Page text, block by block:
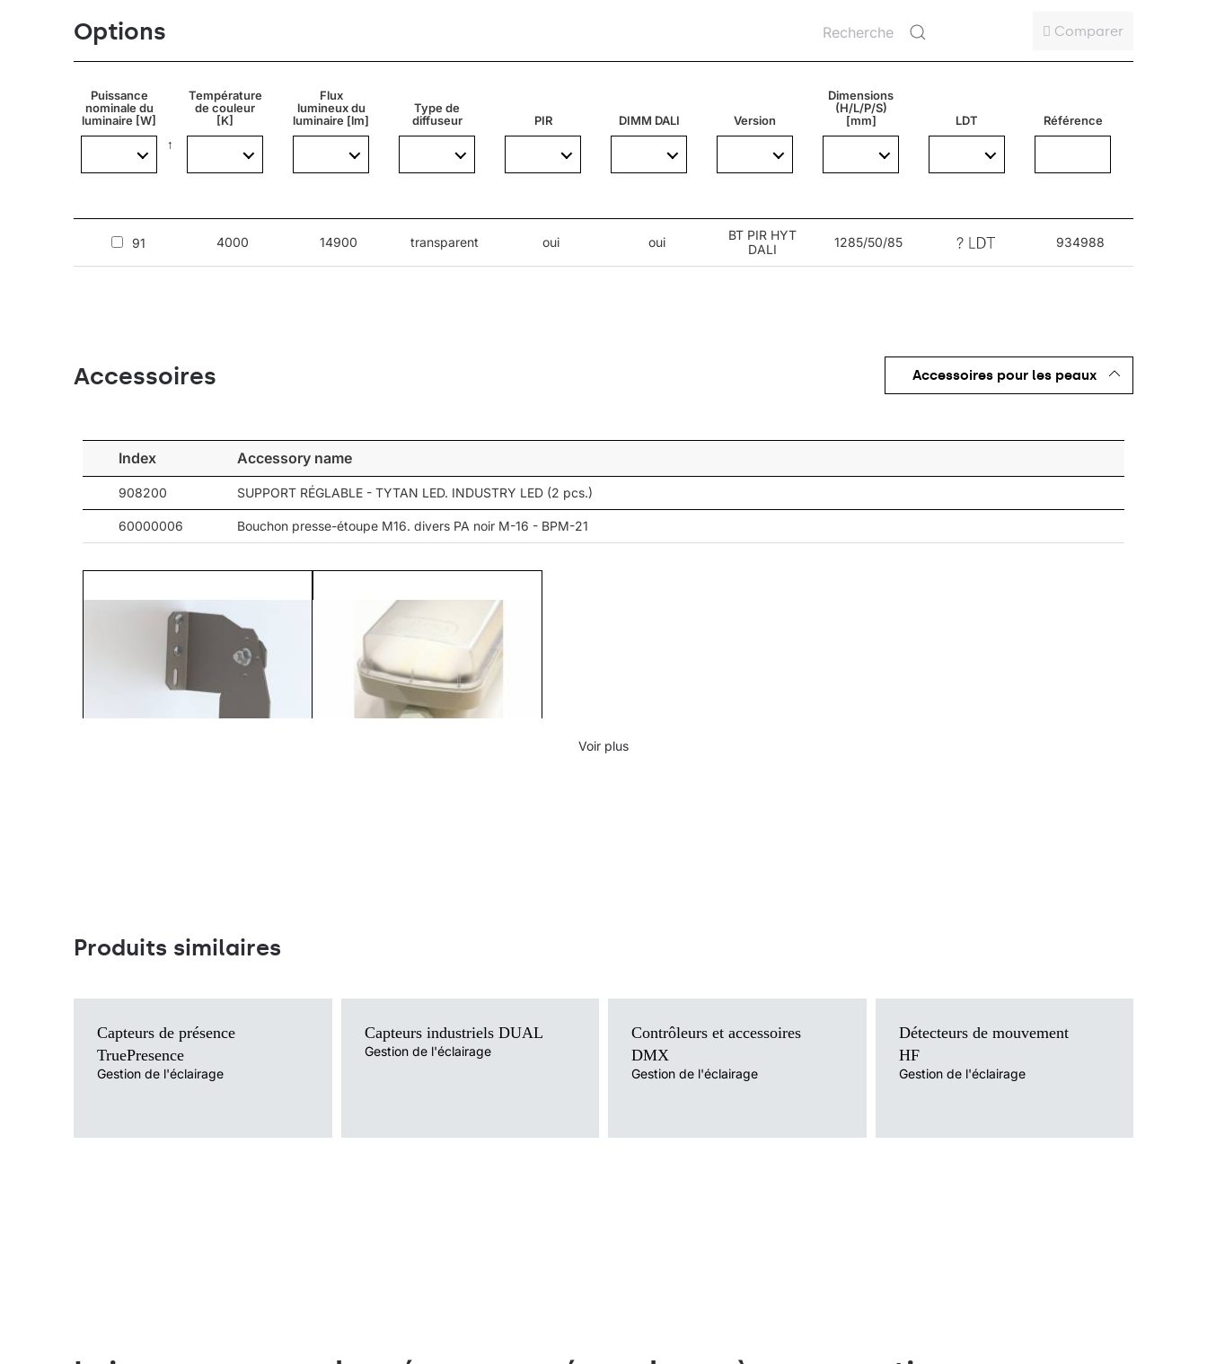
Caractéristiques IoT
IoT BT PIR HYT DALI: module Bluetooth HYT contrôlé dans l'application Lena Lighting Clue, capteur de mouvement et de lumière
permettant la gradation de la source lumineuse.
Le luminaire est conçu pour éclairer les installations industrielles et d'entrepôt, en raison de ses dimensions minimales, également dans les endroits difficiles
Options Comparer
Puissance
nominale du
luminaire [W]
Température
de couleur
[K]
Flux
lumineux du
luminaire [lm]
Type de
diffuseur
PIR DIMM DALI Version
Dimensions
(H/L/P/S)
[mm]
LDT Référence
91 4000 14900 transparent oui oui
BT PIR HYT
DALI
1285/50/85 934988
Accessoires Accessoires pour les peaux
Index Accessory name
908200 SUPPORT RÉGLABLE - TYTAN LED. INDUSTRY LED (2 pcs.)
60000006 Bouchon presse-étoupe M16. divers PA noir M-16 - BPM-21
Voir plus
Produits similaires
Capteurs de présence
TruePresence
Gestion de l'éclairage
Capteurs industriels DUAL
Gestion de l'éclairage
Contrôleurs et accessoires
DMX
Gestion de l'éclairage
Détecteurs de mouvement
HF
Gestion de l'éclairage